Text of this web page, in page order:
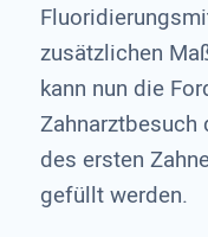
zusätzlichen
kann nun die
Zahnarztbesuch
des ersten
gefüllt werden.